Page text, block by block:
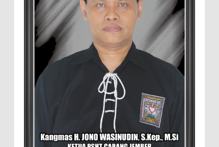
Sambut penilaian Akreditasi
RSD.dr.Soebandi Bagikan Sembako Kepada
Warga Sekitar
Suasana ceriah terlihat di raut keluarga
besar RSD.dr.Soebandi Jember saat melakukan kegiatan
rutin senam pagi, setelah senam dilanjutkan pe...
Pemilik Lahan Safi'i Dilaporkan Pencurian
dan Pengrusakan
Didampingi Kuasa Hukum Safi'i Datangi
Polres Jember MEMOPOS.vo.id, Jember -
Safi'i (76) warga Kreyongan, Kelurahan Patrang,